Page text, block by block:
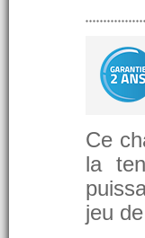
Ce
la
jeu de